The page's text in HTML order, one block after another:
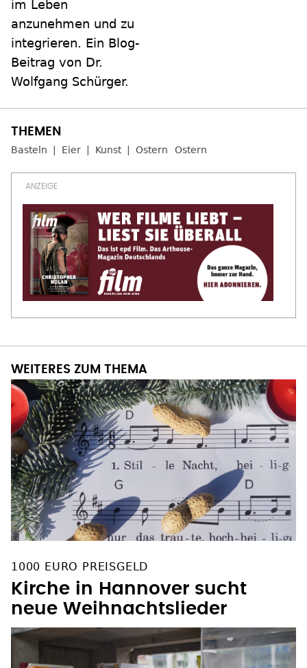
im Leben
anzunehmen und zu
integrieren. Ein Blog-
Beitrag von Dr.
Wolfgang Schürger.
Basteln Eier Kunst Ostern Ostern
WEITERES ZUM THEMA
1000 EURO PREISGELD
Kirche in Hannover sucht
neue Weihnachtslieder